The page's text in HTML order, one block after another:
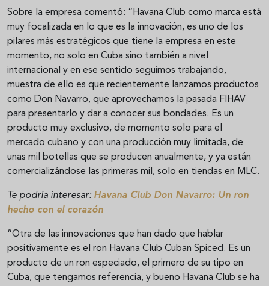
Sobre la empresa comentó: “Havana Club como marca está
muy focalizada en lo que es la innovación, es uno de los
pilares más estratégicos que tiene la empresa en este
momento, no solo en Cuba sino también a nivel
internacional y en ese sentido seguimos trabajando,
muestra de ello es que recientemente lanzamos productos
como Don Navarro, que aprovechamos la pasada FIHAV
para presentarlo y dar a conocer sus bondades. Es un
producto muy exclusivo, de momento solo para el
mercado cubano y con una producción muy limitada, de
unas mil botellas que se producen anualmente, y ya están
comercializándose las primeras mil, solo en tiendas en MLC.
Te podría interesar: Havana Club Don Navarro: Un ron
hecho con el corazón
“Otra de las innovaciones que han dado que hablar
positivamente es el ron Havana Club Cuban Spiced. Es un
producto de un ron especiado, el primero de su tipo en
Cuba, que tengamos referencia, y bueno Havana Club se ha